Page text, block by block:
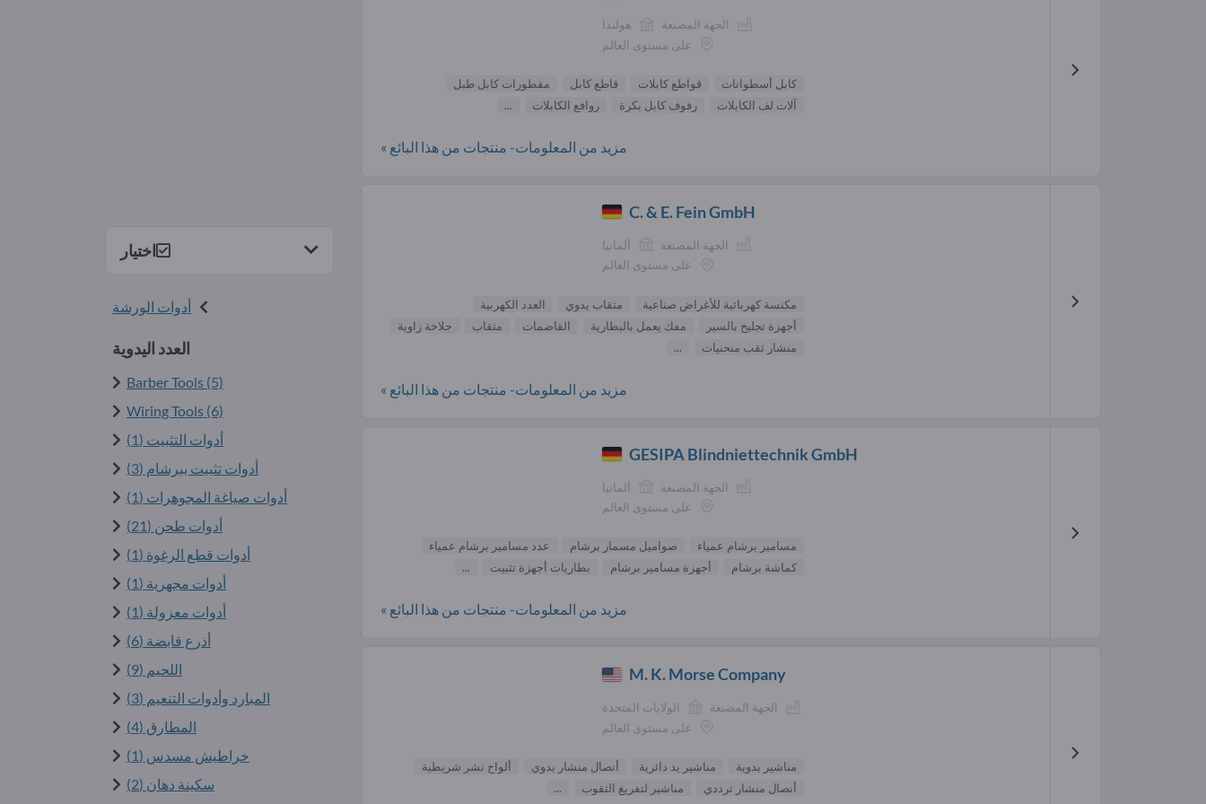
اختيار
أدوات الورشة
العدد اليدوية
Barber Tools (5)
Wiring Tools (6)
أدوات التثبيت (1)
أدوات تثبيت ببرشام (3)
أدوات صياغة المجوهرات (1)
أدوات طحن (21)
أدوات قطع الرغوة (1)
أدوات مجهرية (1)
أدوات معزولة (1)
أذرع قابضة (6)
اللحيم (9)
المبارد وأدوات التنعيم (3)
المطارق (4)
خراطيش مسدس (1)
سكينة دهان (2)
الجهة المصنعة
هولندا
على مستوى العالم
كابل أسطوانات قواطع كابلات قاطع كابل
مقطورات كابل طبل
آلات لف الكابلات
رفوف كابل بكرة روافع الكابلات ...
مزيد من المعلومات- منتجات من هذا البائع »
C. & E. Fein GmbH
الجهة المصنعة
ألمانيا
على مستوى العالم
مكنسة كهربائية للأغراض صناعية مثقاب يدوي
العدد الكهربية
أجهزة تجليخ بالسير
مفك يعمل بالبطارية القاضمات مثقاب
جلاخة زاوية
منشار ثقب منحنيات
...
مزيد من المعلومات- منتجات من هذا البائع »
GESIPA Blindniettechnik GmbH
الجهة المصنعة
ألمانيا
على مستوى العالم
مسامير برشام عمياء صواميل مسمار برشام
عدد مسامير برشام عمياء
كماشة برشام
أجهزة مسامير برشام بطاريات أجهزة تثبيت ...
مزيد من المعلومات- منتجات من هذا البائع »
M. K. Morse Company
الجهة المصنعة
الولايات المتحدة
على مستوى العالم
مناشير يدوية مناشير يد دائرية أنصال منشار يدوي
ألواح نشر شريطية
أنصال منشار ترددي
مناشير لتفريغ الثقوب ...